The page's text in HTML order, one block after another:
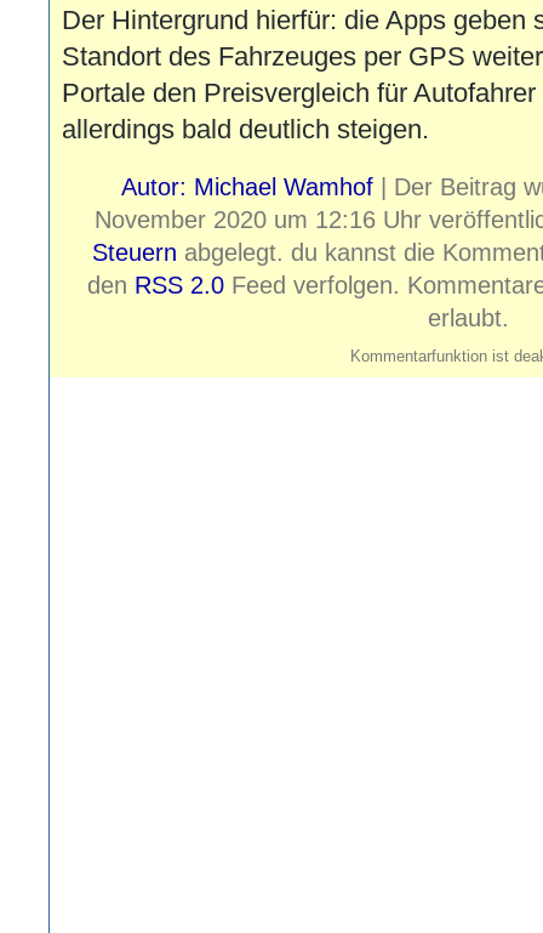
Der Hintergrund hierfür: die Apps geben
Standort des Fahrzeuges per GPS
Portale den Preisvergleich für
allerdings bald deutlich steigen.
Autor: Michael Wamhof| Der Beitrag
November 2020 um 12:16 Uhr
Steuern abgelegt. du kannst die
den RSS 2.0Feed verfolgen.
erlaubt.
Kommentarfunktion ist